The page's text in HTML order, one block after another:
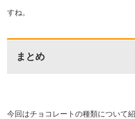
すね。
まとめ
今回はチョコレートの種類について紹